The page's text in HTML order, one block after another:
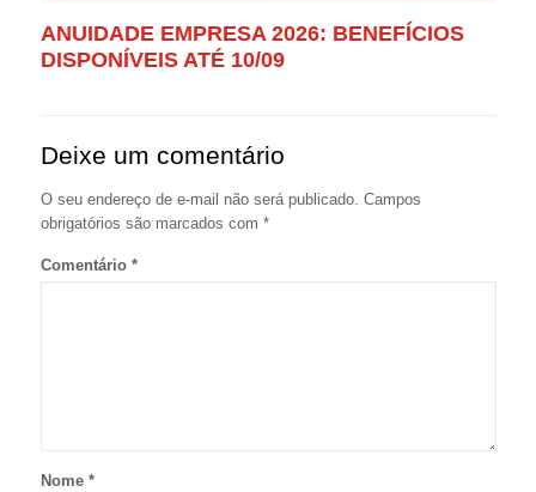
ANUIDADE EMPRESA 2026: BENEFÍCIOS
DISPONÍVEIS ATÉ 10/09
Deixe um comentário
O seu endereço de e-mail não será publicado. Campos
obrigatórios são marcados com *
Comentário *
Nome *